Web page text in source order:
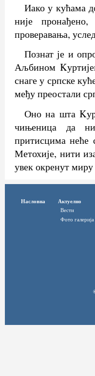
Иако у кућама
није
проверавања,
Познат је и
Аљбином
снаге у српске
међу преостали
Оно на шта
чињеница да
притисцима неће
Метохије, нити
увек окренут
Насловна Актуелно
Вести
Фото галерија